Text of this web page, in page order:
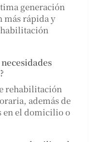
generación
más rápida y
rehabilitación
además de
en el domicilio o